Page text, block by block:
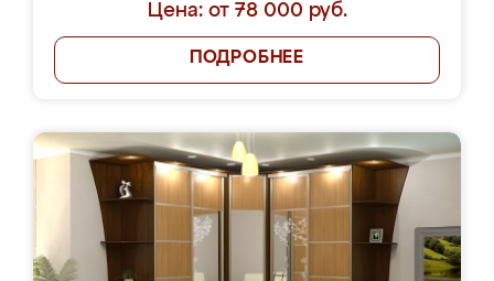
Цена: от 78 000 руб.
ПОДРОБНЕЕ